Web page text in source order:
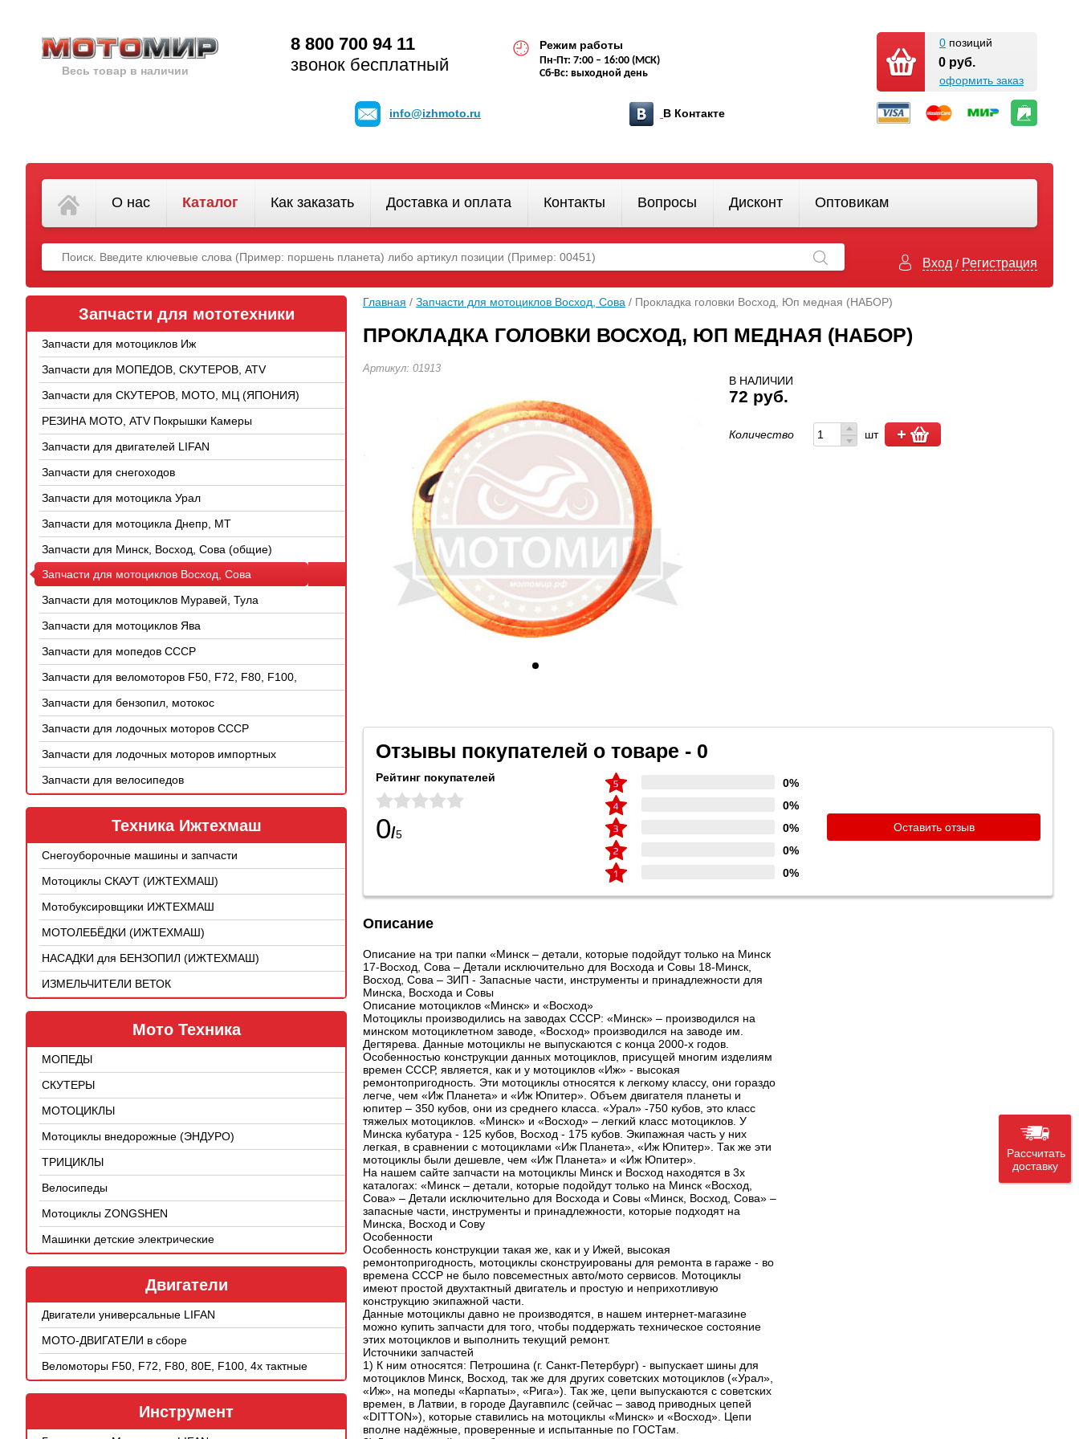
Весь товар в наличии
8 800 700 94 11
звонок бесплатный
Режим работы
Пн-Пт: 7:00 – 16:00 (МСК)
Сб-Вс: выходной день
0 позиций
0 руб.
оформить заказ
info@izhmoto.ru В Контакте
О нас Каталог Как заказать Доставка и оплата Контакты Вопросы Дисконт Оптовикам
Вход / Регистрация
Запчасти для мототехники
Запчасти для мотоциклов Иж
Запчасти для МОПЕДОВ, СКУТЕРОВ, ATV
(КИТАЙ)
Запчасти для СКУТЕРОВ, МОТО, МЦ (ЯПОНИЯ)
РЕЗИНА МОТО, ATV Покрышки Камеры
Запчасти для двигателей LIFAN
Запчасти для снегоходов
Запчасти для мотоцикла Урал
Запчасти для мотоцикла Днепр, МТ
Запчасти для Минск, Восход, Сова (общие)
Запчасти для мотоциклов Восход, Сова
Запчасти для мотоциклов Муравей, Тула
Запчасти для мотоциклов Ява
Запчасти для мопедов СССР
Запчасти для веломоторов F50, F72, F80, F100,
4Т
Запчасти для бензопил, мотокос
Запчасти для лодочных моторов СССР
Запчасти для лодочных моторов импортных
Запчасти для велосипедов
Техника Ижтехмаш
Снегоуборочные машины и запчасти
Мотоциклы СКАУТ (ИЖТЕХМАШ)
Мотобуксировщики ИЖТЕХМАШ
МОТОЛЕБЁДКИ (ИЖТЕХМАШ)
НАСАДКИ для БЕНЗОПИЛ (ИЖТЕХМАШ)
ИЗМЕЛЬЧИТЕЛИ ВЕТОК
Мото Техника
МОПЕДЫ
СКУТЕРЫ
МОТОЦИКЛЫ
Мотоциклы внедорожные (ЭНДУРО)
ТРИЦИКЛЫ
Велосипеды
Мотоциклы ZONGSHEN
Машинки детские электрические
Двигатели
Двигатели универсальные LIFAN
МОТО-ДВИГАТЕЛИ в сборе
Веломоторы F50, F72, F80, 80E, F100, 4х тактные
Инструмент
Главная / Запчасти для мотоциклов Восход, Сова / Прокладка головки Восход, Юп медная (НАБОР)
ПРОКЛАДКА ГОЛОВКИ ВОСХОД, ЮП МЕДНАЯ (НАБОР)
Артикул: 01913
В НАЛИЧИИ
72 руб.
Количество шт
Отзывы покупателей о товаре - 0
Рейтинг покупателей
0/5
0%
0%
0%
0%
0%
Оставить отзыв
Описание
Описание на три папки «Минск – детали, которые подойдут только на Минск
17-Восход, Сова – Детали исключительно для Восхода и Совы 18-Минск,
Восход, Сова – ЗИП - Запасные части, инструменты и принадлежности для
Минска, Восхода и Совы
Описание мотоциклов «Минск» и «Восход»
Мотоциклы производились на заводах СССР: «Минск» – производился на
минском мотоциклетном заводе, «Восход» производился на заводе им.
Дегтярева. Данные мотоциклы не выпускаются с конца 2000-х годов.
Особенностью конструкции данных мотоциклов, присущей многим изделиям
времен СССР, является, как и у мотоциклов «Иж» - высокая
ремонтопригодность. Эти мотоциклы относятся к легкому классу, они гораздо
легче, чем «Иж Планета» и «Иж Юпитер». Объем двигателя планеты и
юпитер – 350 кубов, они из среднего класса. «Урал» -750 кубов, это класс
тяжелых мотоциклов. «Минск» и «Восход» – легкий класс мотоциклов. У
Минска кубатура - 125 кубов, Восход - 175 кубов. Экипажная часть у них
легкая, в сравнении с мотоциклами «Иж Планета», «Иж Юпитер». Так же эти
мотоциклы были дешевле, чем «Иж Планета» и «Иж Юпитер».
На нашем сайте запчасти на мотоциклы Минск и Восход находятся в 3х
каталогах: «Минск – детали, которые подойдут только на Минск «Восход,
Сова» – Детали исключительно для Восхода и Совы «Минск, Восход, Сова» –
запасные части, инструменты и принадлежности, которые подходят на
Минска, Восход и Сову
Особенности
Особенность конструкции такая же, как и у Ижей, высокая
ремонтопригодность, мотоциклы сконструированы для ремонта в гараже - во
времена СССР не было повсеместных авто/мото сервисов. Мотоциклы
имеют простой двухтактный двигатель и простую и неприхотливую
конструкцию экипажной части.
Данные мотоциклы давно не производятся, в нашем интернет-магазине
можно купить запчасти для того, чтобы поддержать техническое состояние
этих мотоциклов и выполнить текущий ремонт.
Источники запчастей
1) К ним относятся: Петрошина (г. Санкт-Петербург) - выпускает шины для
мотоциклов Минск, Восход, так же для других советских мотоциклов («Урал»,
«Иж», на мопеды «Карпаты», «Рига»). Так же, цепи выпускаются с советских
времен, в Латвии, в городе Даугавпилс (сейчас – завод приводных цепей
«DITTON»), которые ставились на мотоциклы «Минск» и «Восход». Цепи
вполне надёжные, проверенные и испытанные по ГОСТам.
Рассчитать
доставку